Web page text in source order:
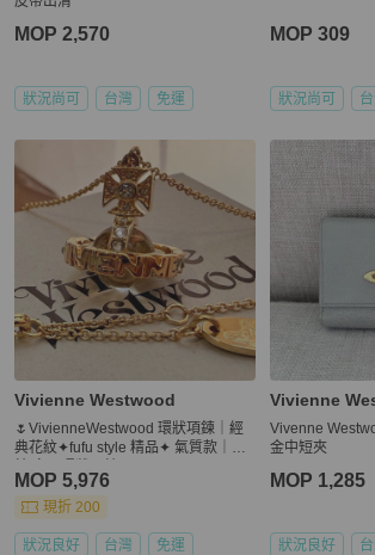
MOP 2,570
狀況尚可 台灣 免運
MOP 309
狀況尚可
Vivienne Westwood
🌷VivienneWestwood 環狀項鍊｜經
典花紋✦fufu style 精品✦ 氣質款｜項
MOP 5,976
現折 200
狀況良好 台灣 免運
Vivienne
Vivenne
金中短夾
MOP 1,285
狀況良好